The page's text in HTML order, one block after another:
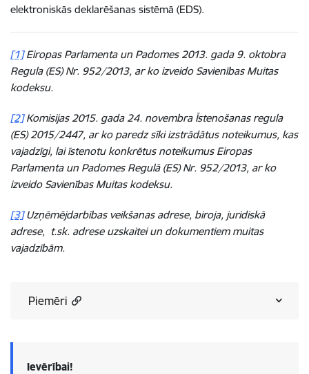
elektroniskās deklarēšanas sistēmā (EDS).
[1]Eiropas Parlamenta un Padomes 2013. gada 9. oktobra
Regula (ES) Nr. 952/2013, ar ko izveido Savienības Muitas
kodeksu.
[2]Komisijas 2015. gada 24. novembra Īstenošanas regula
(ES) 2015/2447, ar ko paredz sīki izstrādātus noteikumus, kas
vajadzīgi, lai īstenotu konkrētus noteikumus Eiropas
Parlamenta un Padomes Regulā (ES) Nr. 952/2013, ar ko
izveido Savienības Muitas kodeksu.
[3] Uzņēmējdarbības veikšanas adrese, biroja, juridiskā
adrese, t.sk. adrese uzskaitei un dokumentiem muitas
vajadzībām.
Piemēri
Ievērībai!